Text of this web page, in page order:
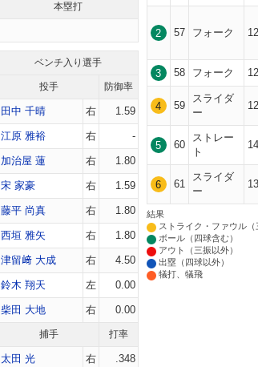
本塁打
ベンチ入り選手
投手 防御率
田中 千晴 右 1.59
江原 雅裕 右 -
加治屋 蓮 右 1.80
宋 家豪 右 1.59
藤平 尚真 右 1.80
西垣 雅矢 右 1.80
津留﨑 大成 右 4.50
鈴木 翔天 左 0.00
柴田 大地 右 0.00
捕手 打率
太田 光 右 .348
2 57 フォーク
3 58 フォーク
4 59
スライダ
ー
5 60
ストレー
ト
6 61
スライダ
ー
結果
ストライク・ファウル（
ボール（四球含む）
アウト（三振以外）
出塁（四球以外）
犠打、犠飛